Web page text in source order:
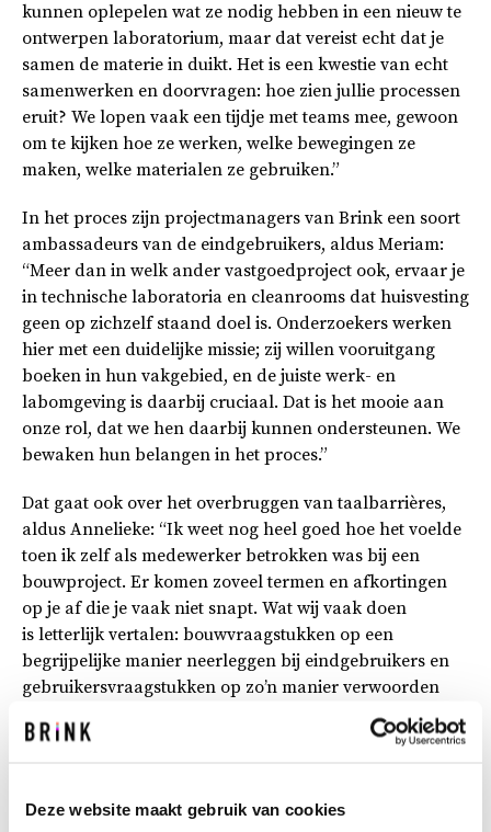
Deze website maakt gebruik van cookies
kunnen oplepelen wat ze nodig hebben in een nieuw te
ontwerpen laboratorium, maar dat vereist echt dat je
samen de materie in duikt. Het is een kwestie van echt
samenwerken en doorvragen: hoe zien jullie processen
eruit? We lopen vaak een tijdje met teams mee, gewoon
om te kijken hoe ze werken, welke bewegingen ze
maken, welke materialen ze gebruiken.”
In het proces zijn projectmanagers van Brink een soort
ambassadeurs van de eindgebruikers, aldus Meriam:
“Meer dan in welk ander vastgoedproject ook, ervaar je
in technische laboratoria en cleanrooms dat huisvesting
geen op zichzelf staand doel is. Onderzoekers werken
hier met een duidelijke missie; zij willen vooruitgang
boeken in hun vakgebied, en de juiste werk- en
labomgeving is daarbij cruciaal. Dat is het mooie aan
onze rol, dat we hen daarbij kunnen ondersteunen. We
bewaken hun belangen in het proces.”
Dat gaat ook over het overbruggen van taalbarrières,
aldus Annelieke: “Ik weet nog heel goed hoe het voelde
toen ik zelf als medewerker betrokken was bij een
bouwproject. Er komen zoveel termen en afkortingen
op je af die je vaak niet snapt. Wat wij vaak doen
is letterlijk vertalen: bouwvraagstukken op een
begrijpelijke manier neerleggen bij eindgebruikers en
gebruikersvraagstukken op zo’n manier verwoorden